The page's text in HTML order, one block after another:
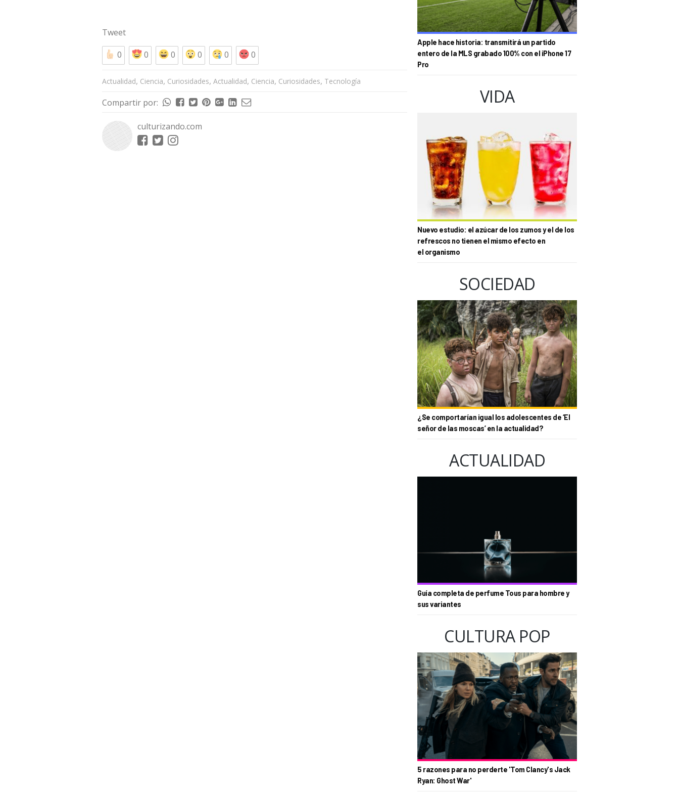
Tweet
0
0 0 0 0 0
Actualidad, Ciencia, Curiosidades, Actualidad, Ciencia, Curiosidades, Tecnología
Compartir por:
culturizando.com
Apple hace historia: transmitirá un partido
entero de la MLS grabado 100% con el iPhone 17
Pro
VIDA
Nuevo estudio: el azúcar de los zumos y el de los
refrescos no tienen el mismo efecto en
el organismo
SOCIEDAD
¿Se comportarían igual los adolescentes de ‘El
señor de las moscas’ en la actualidad?
ACTUALIDAD
Guía completa de perfume Tous para hombre y
sus variantes
CULTURA POP
5 razones para no perderte 'Tom Clancy's Jack
Ryan: Ghost War'